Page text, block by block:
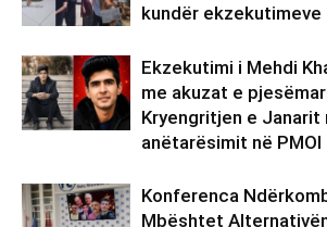
kundër ekzekutimeve
Ekzekutimi i Mehdi
me akuzat e
Kryengritjen e Janarit
anëtarësimit në PMOI
Konferenca
Mbështet